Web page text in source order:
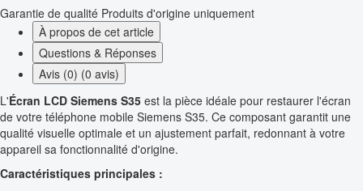
Garantie de qualité Produits d'origine uniquement
À propos de cet article
Questions & Réponses
Avis (0) (0 avis)
L'Écran LCD Siemens S35 est la pièce idéale pour restaurer l'écran
de votre téléphone mobile Siemens S35. Ce composant garantit une
qualité visuelle optimale et un ajustement parfait, redonnant à votre
appareil sa fonctionnalité d'origine.
Caractéristiques principales :